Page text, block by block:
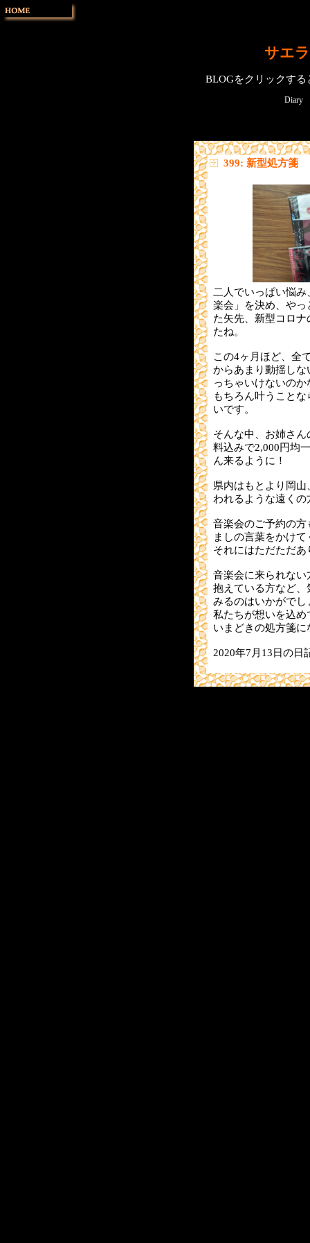
サエ
BLOGをクリックす
Diary
399: 新型処方箋
二人でいっぱい悩
楽会」を決め、や
た矢先、新型コロ
たね。
この4ヶ月ほど、全
からあまり動揺し
っちゃいけないの
もちろん叶うこと
いです。
そんな中、お姉さ
料込みで2,000円均
ん来るように！
県内はもとより岡
われるような遠く
音楽会のご予約の
ましの言葉をかけ
それにはただただ
音楽会に来られな
抱えている方など
みるのはいかがでし
私たちが想いを込
いまどきの処方箋
2020年7月13日の日